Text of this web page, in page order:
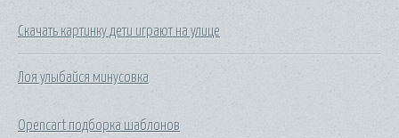
Скачать картинку дети играют на улице
Лоя улыбайся минусовка
Opencart подборка шаблонов